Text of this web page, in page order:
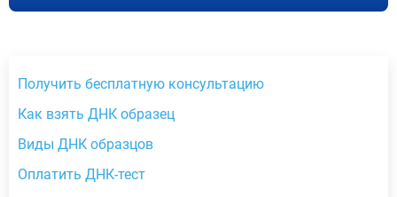
Получить бесплатную консультацию
Как взять ДНК образец
Виды ДНК образцов
Оплатить ДНК-тест